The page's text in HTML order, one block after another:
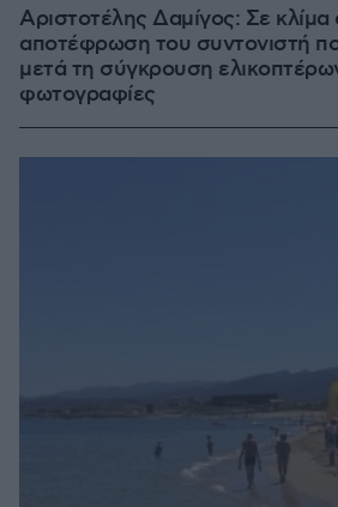
Αριστοτέλης Δαμίγος: Σε κλίμα
αποτέφρωση του συντονιστή
μετά τη σύγκρουση
φωτογραφίες